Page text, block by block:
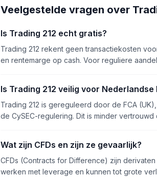
Veelgestelde vragen over
Is Trading 212 echt gratis?
Trading 212 rekent geen transactiekosten
en rentemarge op cash. Voor reguliere
Is Trading 212 veilig voor Nederlandse
Trading 212 is gereguleerd door de FCA
de CySEC-regulering. Dit is minder
Wat zijn CFDs en zijn ze gevaarlijk?
CFDs (Contracts for Difference) zijn
werken met leverage en kunnen tot grote